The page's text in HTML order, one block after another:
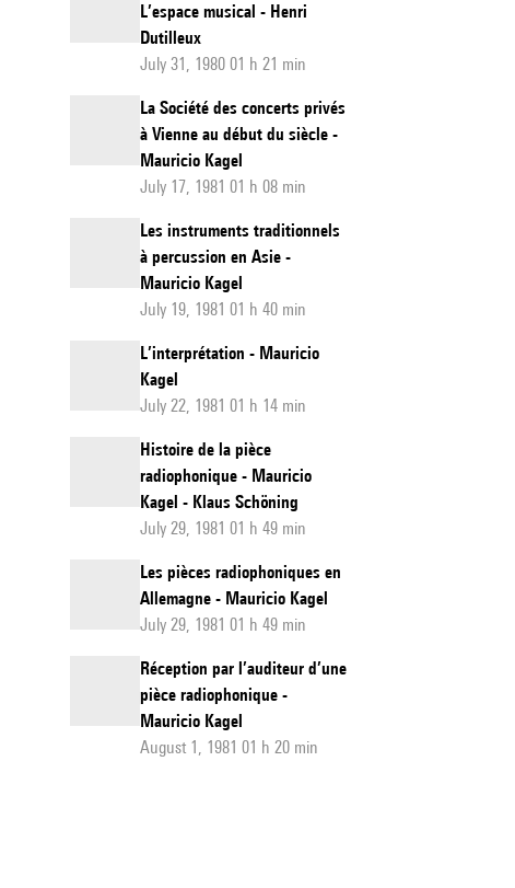
L’espace musical - Henri
Dutilleux
July 31, 1980 01 h 21 min
La Société des concerts privés
à Vienne au début du siècle -
Mauricio Kagel
July 17, 1981 01 h 08 min
Les instruments traditionnels
à percussion en Asie -
Mauricio Kagel
July 19, 1981 01 h 40 min
L’interprétation - Mauricio
Kagel
July 22, 1981 01 h 14 min
Histoire de la pièce
radiophonique - Mauricio
Kagel - Klaus Schöning
July 29, 1981 01 h 49 min
Les pièces radiophoniques en
Allemagne - Mauricio Kagel
July 29, 1981 01 h 49 min
Réception par l’auditeur d’une
pièce radiophonique -
Mauricio Kagel
August 1, 1981 01 h 20 min